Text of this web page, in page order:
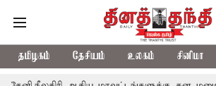
தமிழகம் தேசியம் உலகம் சினிமா